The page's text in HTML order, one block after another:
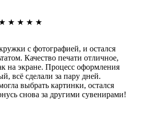
★ ★ ★ ★
с фотографией, и остался
Качество печати отличное,
на экране. Процесс оформления
всё сделали за пару дней.
выбрать картинки, остался
снова за другими сувенирами!